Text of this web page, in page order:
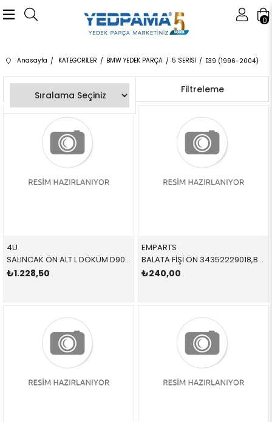
0
Anasayfa KATEGORİLER BMW YEDEK PARÇA 5 SERİSİ E39 (1996-2004)
Filtreleme
Sıralama
4U
SALINCAK ÖN ALT L DÖKÜM D90727 31121139991 31121139991 E24,E28,E34,E32 SOL 1982-1995
₺1.228,50
EMPARTS
BALATA FİŞİ ÖN 34352229018,BWS0219 34352229018 34352229018 E39 1996-2003
₺240,00